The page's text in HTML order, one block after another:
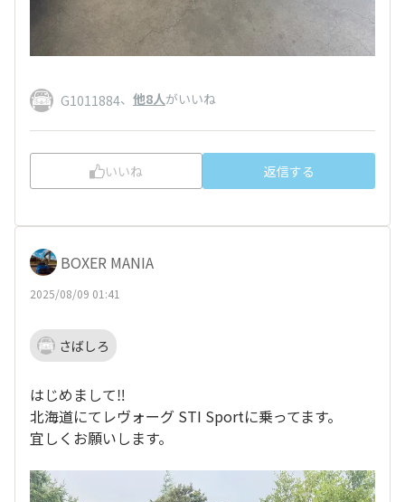
G1011884、 他8人がいいね
いいね 返信する
BOXER MANIA
2025/08/09 01:41
さばしろ
はじめまして‼️
北海道にてレヴォーグ STI Sportに乗ってます。
宜しくお願いします。